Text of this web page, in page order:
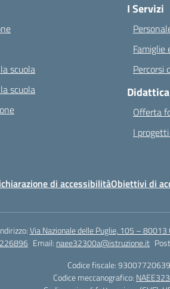
scuola
scuola
I Servizi
Famiglie
Percorsi
Didattica
Offerta
I
di accessibilitàObiettivi di
Via Nazionale delle Puglie, 105 – 80013
Email: naee32300a@istruzione.it
Codice fiscale: 93007720639
Codice meccanografico: